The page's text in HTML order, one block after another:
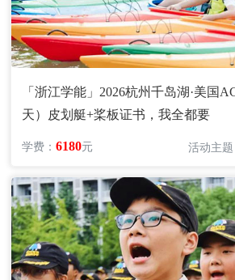
「浙江学能」2026杭州千岛湖·美国
天）皮划艇+桨板证书，我全都要
学费：6180元 活动主题